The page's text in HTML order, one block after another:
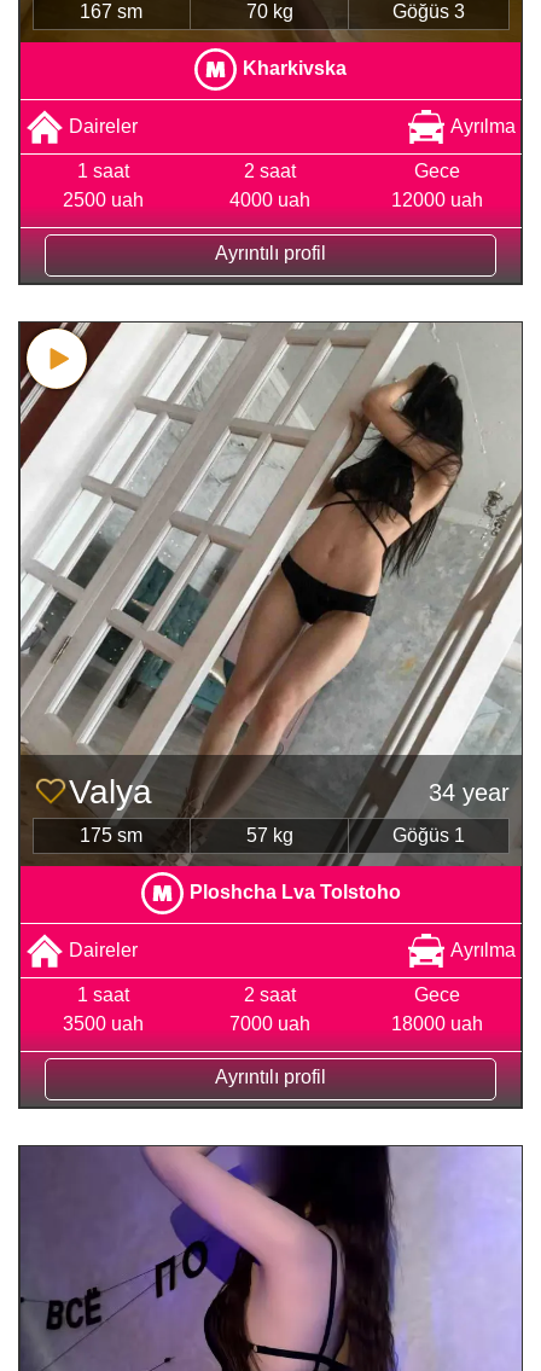
167 sm 70 kg Göğüs 3
Kharkivska
Daireler Ayrılma
1 saat
2500 uah
2 saat
4000 uah
Gece
12000 uah
Ayrıntılı profil
Valya 34 year
175 sm 57 kg Göğüs 1
Ploshcha Lva Tolstoho
Daireler Ayrılma
1 saat
3500 uah
2 saat
7000 uah
Gece
18000 uah
Ayrıntılı profil